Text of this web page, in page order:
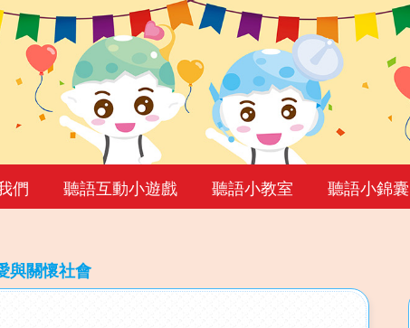
們 聽語互動小遊戲 聽語小教室 聽語小錦囊
與關懷社會